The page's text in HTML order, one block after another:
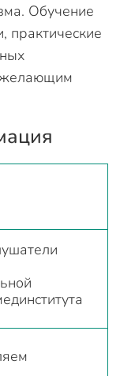
Обучение
практические
желающим